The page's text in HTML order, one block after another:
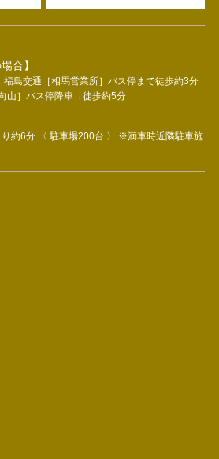
合】
島交通［相馬営業所］バス停まで徒歩約3分
山］バス停降車→徒歩約5分
約6分 〈 駐車場200台 〉 ※満車時近隣駐車施